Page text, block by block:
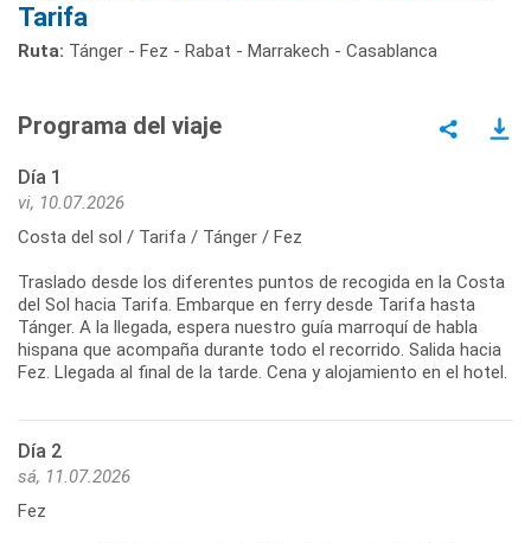
Tarifa
Ruta: Tánger - Fez - Rabat - Marrakech - Casablanca
Programa del viaje
Día 1
vi, 10.07.2026
Costa del sol / Tarifa / Tánger / Fez
Traslado desde los diferentes puntos de recogida en la Costa
del Sol hacia Tarifa. Embarque en ferry desde Tarifa hasta
Tánger. A la llegada, espera nuestro guía marroquí de habla
hispana que acompaña durante todo el recorrido. Salida hacia
Fez. Llegada al final de la tarde. Cena y alojamiento en el hotel.
Día 2
sá, 11.07.2026
Fez